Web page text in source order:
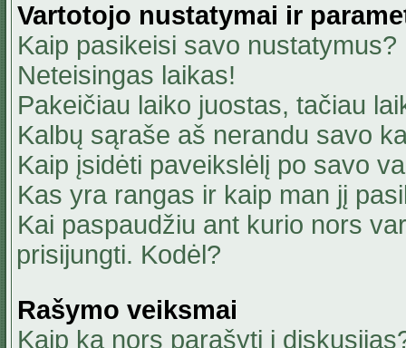
Vartotojo nustatymai ir
Kaip pasikeisi savo nustatymus?
Neteisingas laikas!
Pakeičiau laiko juostas, tačiau
Kalbų sąraše aš nerandu savo
Kaip įsidėti paveikslėlį po savo
Kas yra rangas ir kaip man jį
Kai paspaudžiu ant kurio nors
prisijungti. Kodėl?
Rašymo veiksmai
Kaip ką nors parašyti į